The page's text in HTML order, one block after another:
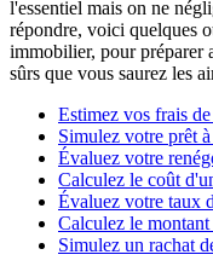
l'essentiel mais on ne
répondre, voici quelques
immobilier, pour préparer
sûrs que vous saurez les
Estimez vos frais
Simulez votre prêt
Évaluez votre
Calculez le coût
Évaluez votre taux
Calculez le
Simulez un rachat